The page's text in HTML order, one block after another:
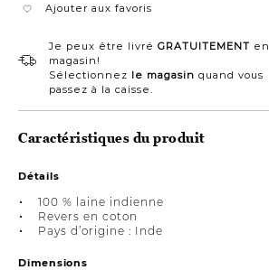
Ajouter aux favoris
Je peux être livré GRATUITEMENT en
magasin!
Sélectionnez le magasin quand vous
passez à la caisse.
Caractéristiques du produit
Détails
100 % laine indienne
Revers en coton
Pays d’origine : Inde
Dimensions